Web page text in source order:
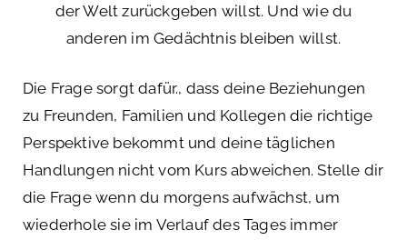
der Welt zurückgeben willst. Und wie du
anderen im Gedächtnis bleiben willst.
Die Frage sorgt dafür., dass deine Beziehungen
zu Freunden, Familien und Kollegen die richtige
Perspektive bekommt und deine täglichen
Handlungen nicht vom Kurs abweichen. Stelle dir
die Frage wenn du morgens aufwächst, um
wiederhole sie im Verlauf des Tages immer